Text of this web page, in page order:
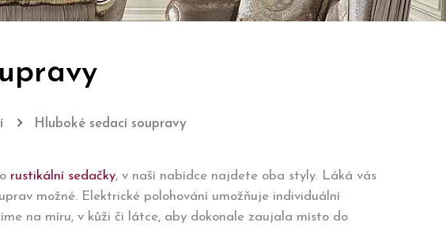
Hluboké sedací soupravy
rustikální sedačky, v naší nabídce najdete oba styly. Láká vás
možné. Elektrické polohování umožňuje individuální
na míru, v kůži či látce, aby dokonale zaujala místo do